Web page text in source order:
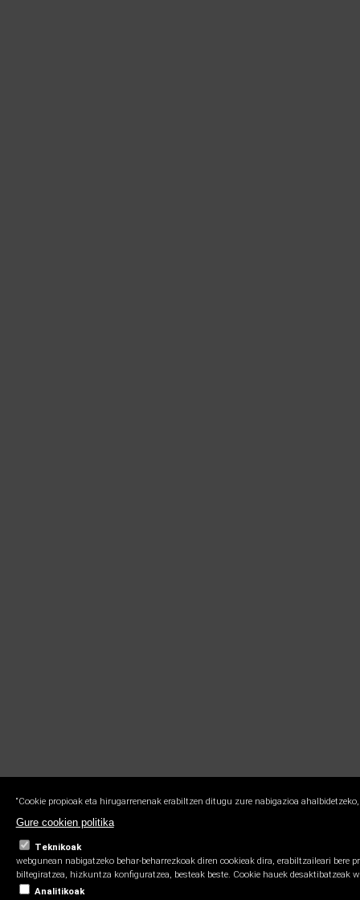
“Cookie propioak eta hirugarrenenak erabiltzen ditugu zure nabigazioa
Gure cookien politika
Teknikoak
webgunean nabigatzeko behar-beharrezkoak diren cookieak dira, erabiltzaileari
biltegiratzea, hizkuntza konfiguratzea, besteak beste. Cookie hauek
Analitikoak